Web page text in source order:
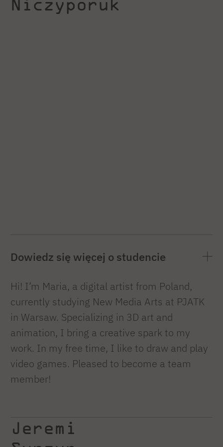
Dowiedz się więcej o studencie
Hi! I’m Maria, a digital artist from Poland,
currently studying New Media Arts at PJATK
in Warsaw. Specializing in 3D art and
animation, I bring a creative spark to my
work. In my free time, I like to draw and play
video games. Pleased to become a team
member!
Jeremi